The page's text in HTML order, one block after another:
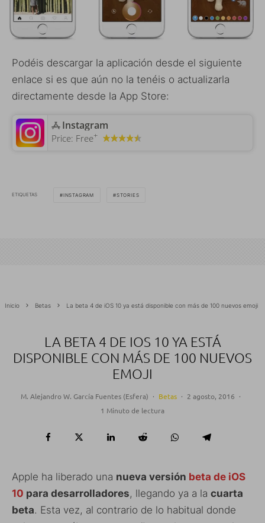
Podéis descargar la aplicación desde el siguiente
enlace si es que aún no la tenéis o actualizarla
directamente desde la App Store:
‎Instagram
Price: Free+
ETIQUETAS INSTAGRAM STORIES
Inicio Betas La beta 4 de iOS 10 ya está disponible con más de 100 nuevos emoji
LA BETA 4 DE IOS 10 YA ESTÁ
DISPONIBLE CON MÁS DE 100 NUEVOS
EMOJI
M. Alejandro W. García Fuentes (Esfera) · Betas · 2 agosto, 2016 ·
1 Minuto de lectura
Apple ha liberado una nueva versión beta de iOS
10 para desarrolladores, llegando ya a la cuarta
beta. Esta vez, al contrario de lo habitual donde